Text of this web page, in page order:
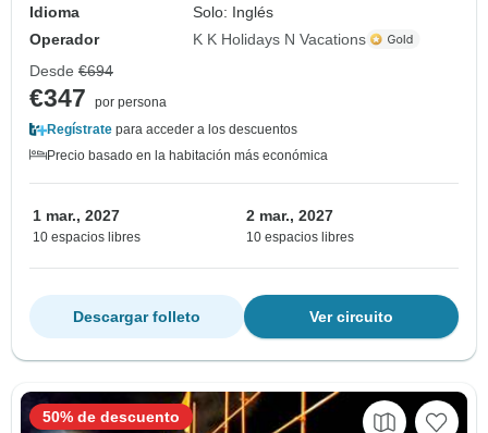
Idioma
Solo: Inglés
Operador
K K Holidays N Vacations
Desde €694
€347
por persona
Regístrate para acceder a los descuentos
Precio basado en la habitación más económica
1 mar., 2027
10 espacios libres
2 mar., 2027
10 espacios libres
Ver circuito
Descargar folleto
50% de descuento